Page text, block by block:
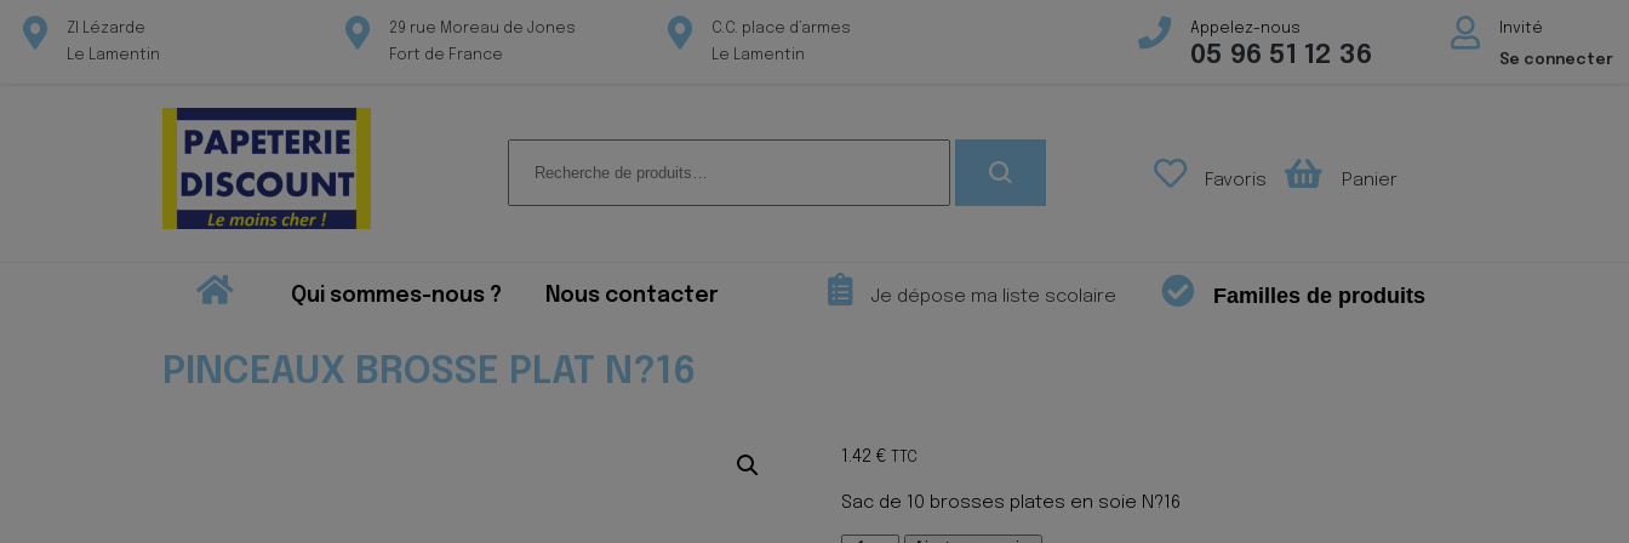
ZI Lézarde
Le Lamentin
29 rue Moreau de Jones
Fort de France
C.C. place d’armes
Le Lamentin
Appelez-nous
05 96 51 12 36
Invité
Se connecter
pour :
Favoris Panier
Qui sommes-nous ? Nous contacter Je dépose ma liste scolaire Familles de produits
PINCEAUX BROSSE PLAT N?16
1.42 € TTC
Sac de 10 brosses plates en soie N?16